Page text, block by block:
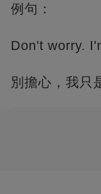
例句：
Don't worry.
別擔心，我只